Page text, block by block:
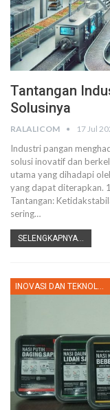
Tantangan
Solusinya
RALALICOM 17 Jul
Industri pangan
solusi inovatif dan
utama yang dihadapi
yang dapat diterapkan.
Tantangan:
sering…
SELENGKAPNYA...
INOVASI DAN TEKNOLOGI